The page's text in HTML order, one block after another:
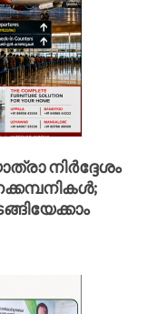
നിർദ്ദേശം